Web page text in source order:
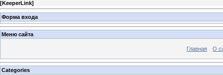
[KeeperLink]
Форма входа
Меню сайта
Главная О
Categories